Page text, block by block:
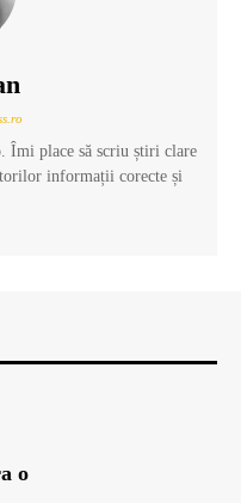
Îmi place să scriu știri clare
informații corecte și
o